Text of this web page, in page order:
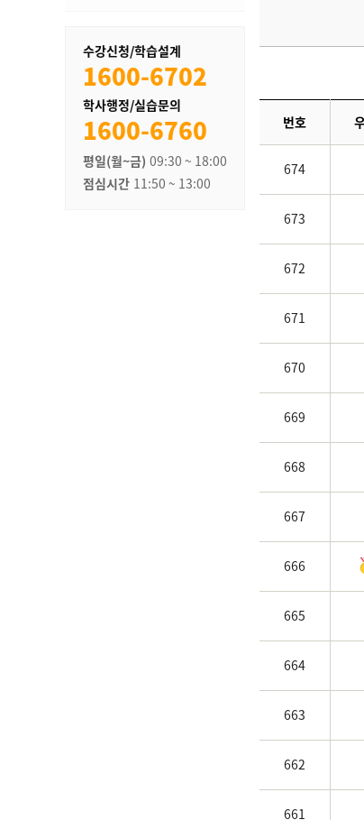
수강신청/학습설계
1600-6702
학사행정/실습문의
1600-6760
평일(월~금) 09:30 ~ 18:00
점심시간 11:50 ~ 13:00
번호
674
673
672
671
670
669
668
667
666
665
664
663
662
661